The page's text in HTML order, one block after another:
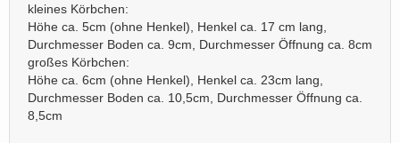
kleines Körbchen:
Höhe ca. 5cm (ohne Henkel), Henkel ca. 17 cm lang,
Durchmesser Boden ca. 9cm, Durchmesser Öffnung ca. 8cm
großes Körbchen:
Höhe ca. 6cm (ohne Henkel), Henkel ca. 23cm lang,
Durchmesser Boden ca. 10,5cm, Durchmesser Öffnung ca.
8,5cm